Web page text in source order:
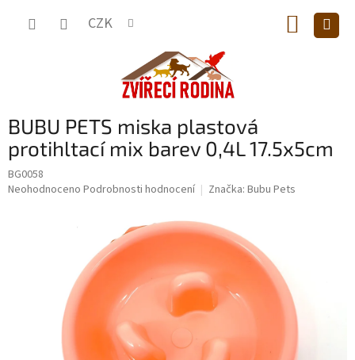
CZK
KOŠÍK
BUBU PETS miska plastová
protihltací mix barev 0,4L 17.5x5cm
BG0058
Průměrné
Neohodnoceno Podrobnosti hodnocení Značka: Bubu Pets